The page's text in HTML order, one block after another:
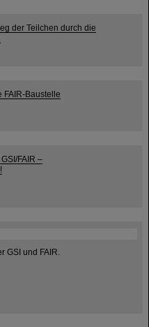
der Teilchen durch die
FAIR-Baustelle
FAIR –
GSI und FAIR.